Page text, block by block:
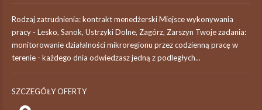
Rodzaj zatrudnienia: kontrakt menedżerski Miejsce wykonywania
pracy - Lesko, Sanok, Ustrzyki Dolne, Zagórz, Zarszyn​ Twoje zadania:
monitorowanie działalności mikroregionu przez codzienną pracę w
terenie - każdego dnia odwiedzasz jedną z podległych...
SZCZEGÓŁY OFERTY